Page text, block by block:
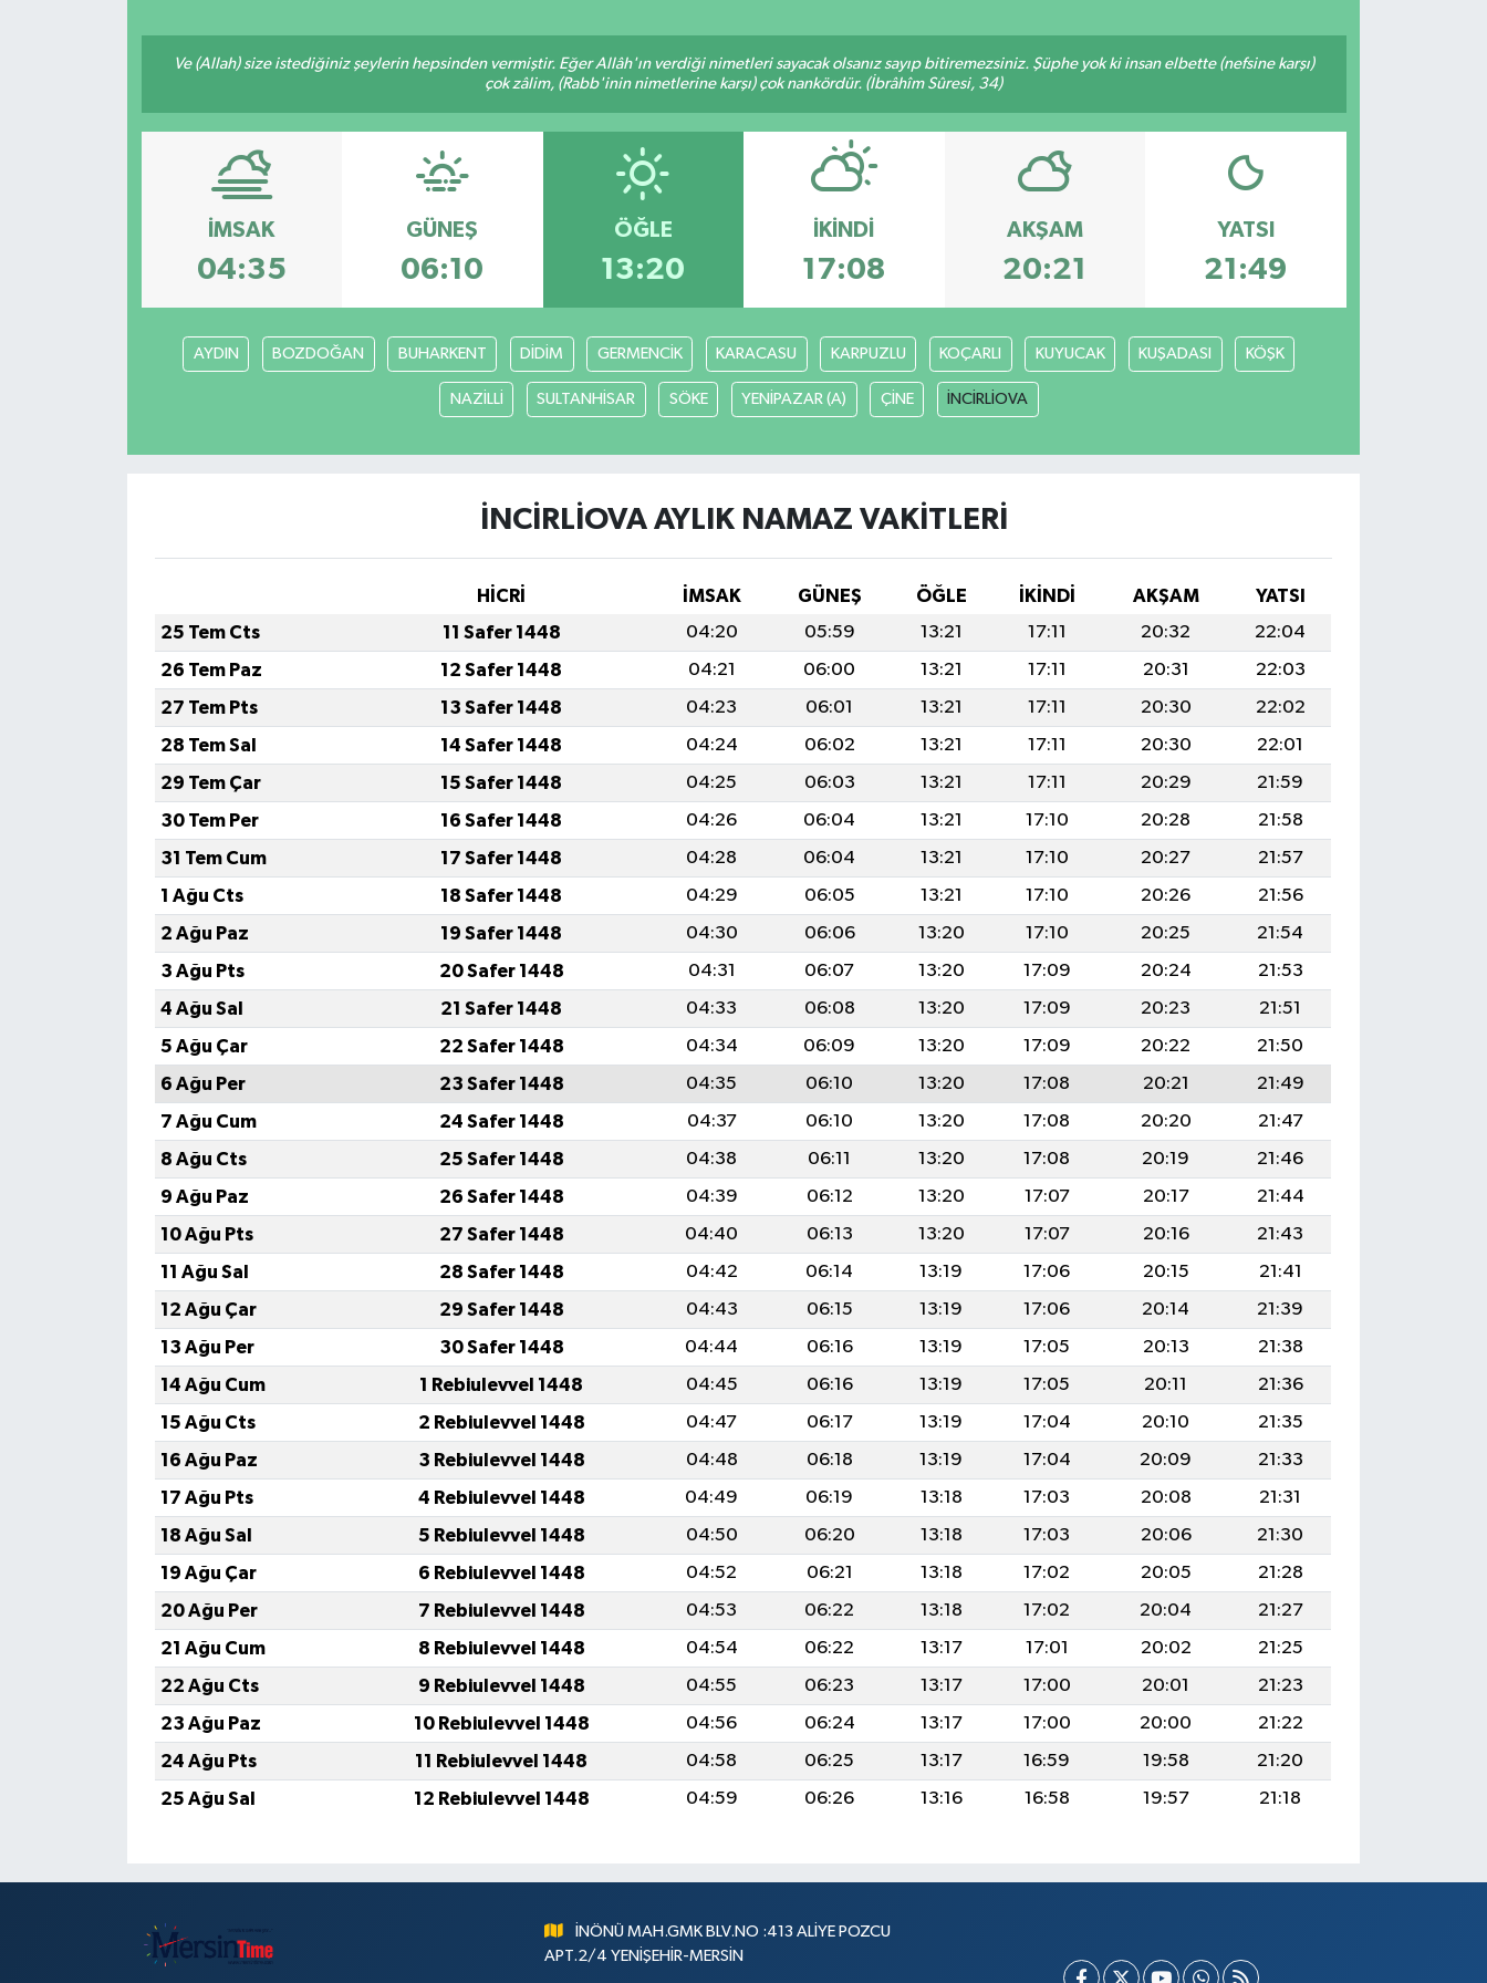
Ve (Allah) size istediğiniz şeylerin hepsinden vermiştir. Eğer Allâh'ın verdiği nimetleri sayacak olsanız sayıp bitiremezsiniz. Şüphe yok ki insan elbette (nefsine karşı)
çok zâlim, (Rabb'inin nimetlerine karşı) çok nankördür. (İbrâhîm Sûresi, 34)
İMSAK
04:35
GÜNEŞ
06:10
ÖĞLE
13:20
İKINDI
17:08
AKŞAM
20:21
YATSI
21:49
AYDIN BOZDOĞAN BUHARKENT DİDİM GERMENCİK KARACASU KARPUZLU KOÇARLI KUYUCAK KUŞADASI KÖŞK
NAZİLLİ SULTANHİSAR SÖKE YENİPAZAR (A) ÇİNE İNCİRLİOVA
İNCİRLİOVA AYLIK NAMAZ VAKITLERI
HİCRİ İMSAK GÜNEŞ ÖĞLE İKINDI AKŞAM
YATSI
25 Tem Cts
11 Safer 1448 04:20 05:59 13:21 17:11 20:32
22:04
26 Tem Paz
12 Safer 1448 04:21 06:00 13:21 17:11 20:31
22:03
27 Tem Pts
13 Safer 1448 04:23 06:01 13:21 17:11 20:30
22:02
28 Tem Sal
14 Safer 1448 04:24 06:02 13:21 17:11 20:30
22:01
29 Tem Çar
15 Safer 1448 04:25 06:03 13:21 17:11 20:29
21:59
30 Tem Per
16 Safer 1448 04:26 06:04 13:21 17:10 20:28
21:58
31 Tem Cum
17 Safer 1448 04:28 06:04 13:21 17:10 20:27
21:57
1 Ağu Cts
18 Safer 1448 04:29 06:05 13:21 17:10 20:26
21:56
2 Ağu Paz
19 Safer 1448 04:30 06:06 13:20 17:10 20:25
21:54
3 Ağu Pts
20 Safer 1448 04:31 06:07 13:20 17:09 20:24
21:53
4 Ağu Sal
21 Safer 1448 04:33 06:08 13:20 17:09 20:23
21:51
5 Ağu Çar
22 Safer 1448 04:34 06:09 13:20 17:09 20:22
21:50
6 Ağu Per
23 Safer 1448 04:35 06:10 13:20 17:08 20:21
21:49
7 Ağu Cum
24 Safer 1448 04:37 06:10 13:20 17:08 20:20
21:47
8 Ağu Cts
25 Safer 1448 04:38 06:11 13:20 17:08 20:19
21:46
9 Ağu Paz
26 Safer 1448 04:39 06:12 13:20 17:07 20:17
21:44
10 Ağu Pts
27 Safer 1448 04:40 06:13 13:20 17:07 20:16
21:43
11 Ağu Sal
28 Safer 1448 04:42 06:14 13:19 17:06 20:15
21:41
12 Ağu Çar
29 Safer 1448 04:43 06:15 13:19 17:06 20:14
21:39
13 Ağu Per
30 Safer 1448 04:44 06:16 13:19 17:05 20:13
21:38
14 Ağu Cum
1 Rebiulevvel 1448 04:45 06:16 13:19 17:05 20:11
21:36
15 Ağu Cts
2 Rebiulevvel 1448 04:47 06:17 13:19 17:04 20:10
21:35
16 Ağu Paz
3 Rebiulevvel 1448 04:48 06:18 13:19 17:04 20:09
21:33
17 Ağu Pts
4 Rebiulevvel 1448 04:49 06:19 13:18 17:03 20:08
21:31
18 Ağu Sal
5 Rebiulevvel 1448 04:50 06:20 13:18 17:03 20:06
21:30
19 Ağu Çar
6 Rebiulevvel 1448 04:52 06:21 13:18 17:02 20:05
21:28
20 Ağu Per
7 Rebiulevvel 1448 04:53 06:22 13:18 17:02 20:04
21:27
21 Ağu Cum
8 Rebiulevvel 1448 04:54 06:22 13:17 17:01 20:02
21:25
22 Ağu Cts
9 Rebiulevvel 1448 04:55 06:23 13:17 17:00 20:01
21:23
23 Ağu Paz
10 Rebiulevvel 1448 04:56 06:24 13:17 17:00 20:00
21:22
24 Ağu Pts
11 Rebiulevvel 1448 04:58 06:25 13:17 16:59 19:58
21:20
25 Ağu Sal
12 Rebiulevvel 1448 04:59 06:26 13:16 16:58 19:57 21:18
İNÖNÜ MAH.GMK BLV.NO :413 ALİYE POZCU
APT.2/4 YENİŞEHİR-MERSİN
Resmi İlan